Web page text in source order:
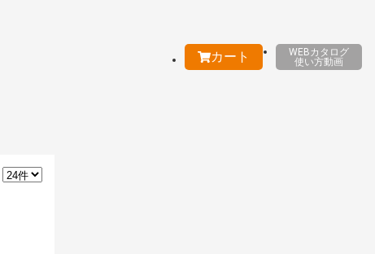
カート
WEBカタログ
使い方動画